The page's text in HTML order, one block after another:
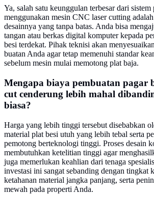
Ya, salah satu keunggulan terbesar dari sistem
menggunakan mesin CNC laser cutting
desainnya yang tanpa batas. Anda bisa
tangan atau berkas digital komputer kepada
besi terdekat. Pihak teknisi akan
buatan Anda agar tetap memenuhi standar
sebelum mesin mulai memotong plat baja.
Mengapa biaya pembuatan pagar
cut cenderung lebih mahal
biasa?
Harga yang lebih tinggi tersebut disebabkan
material plat besi utuh yang lebih tebal serta
pemotong berteknologi tinggi. Proses desain
membutuhkan ketelitian tinggi agar
juga memerlukan keahlian dari tenaga
investasi ini sangat sebanding dengan tingkat
ketahanan material jangka panjang, serta
mewah pada properti Anda.